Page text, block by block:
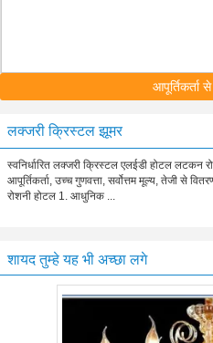
आपूर्तिकर्ता
लक्जरी क्रिस्टल झूमर
स्वनिर्धारित लक्जरी क्रिस्टल एलईडी होटल
आपूर्तिकर्ता, उच्च गुणवत्ता, सर्वोत्तम मूल्य, तेजी से
रोशनी होटल 1. आधुनिक ...
शायद तुम्हे यह भी अच्छा लगे